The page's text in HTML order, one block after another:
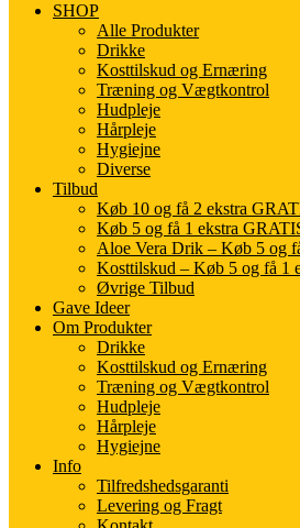
SHOP
Alle Produkter
Drikke
Kosttilskud og Ernæring
Træning og Vægtkontrol
Hudpleje
Hårpleje
Hygiejne
Diverse
Tilbud
Køb 10 og få 2 ekstra
Køb 5 og få 1 ekstra
Aloe Vera Drik – Køb 5 og
Kosttilskud – Køb 5 og få 1
Øvrige Tilbud
Gave Ideer
Om Produkter
Drikke
Kosttilskud og Ernæring
Træning og Vægtkontrol
Hudpleje
Hårpleje
Hygiejne
Info
Tilfredshedsgaranti
Levering og Fragt